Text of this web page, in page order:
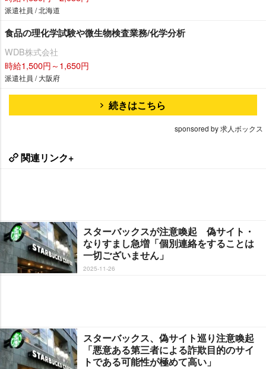
派遣社員 / 北海道
食品の理化学試験や微生物検査業務/化学分析
WDB株式会社
時給1,500円～1,650円
派遣社員 / 大阪府
続きはこちら
sponsored by 求人ボックス
関連リンク+
スターバックスが注意喚起 偽サイト・
なりすまし急増「個別連絡をすることは
一切ございません」
2025-11-26
スターバックス、偽サイト巡り注意喚起
「悪意ある第三者による詐欺目的のサイ
トである可能性が極めて高い」